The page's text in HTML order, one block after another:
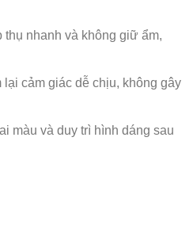
thụ nhanh và không giữ ẩm,
cảm giác dễ chịu, không gây
màu và duy trì hình dáng sau